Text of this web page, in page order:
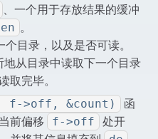
、一个用于存放结果的缓冲
。
目录，以及是否可读。
地从目录中读取下一个目录
取完毕。
f->off, &count)
函
前偏移 f->off
处开